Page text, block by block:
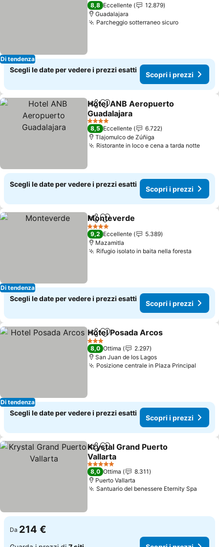
Di tendenza
8,8 Eccellente
12.879
Guadalajara
Parcheggio sotterraneo sicuro
Scegli le date per vedere i prezzi esatti
Scopri i prezzi
CondividiAggiungi ai preferiti
Hotel ANB Aeropuerto
Guadalajara
4 Stelle
8,5 Eccellente
6.722
Tlajomulco de Zúñiga
Ristorante in loco e cena a tarda notte
Scegli le date per vedere i prezzi esatti
Scopri i prezzi
Di tendenza
CondividiAggiungi ai preferiti
Monteverde
4 Stelle
9,2 Eccellente
5.389
Mazamitla
Rifugio isolato in baita nella foresta
Scegli le date per vedere i prezzi esatti
Scopri i prezzi
Di tendenza
CondividiAggiungi ai preferiti
Hotel Posada Arcos
3 Stelle
8,0 Ottima
2.297
San Juan de los Lagos
Posizione centrale in Plaza Principal
Scegli le date per vedere i prezzi esatti
Scopri i prezzi
CondividiAggiungi ai preferiti
Krystal Grand Puerto
Vallarta
5 Stelle
8,0 Ottima
8.311
Puerto Vallarta
Santuario del benessere Eternity Spa
Da 214 €